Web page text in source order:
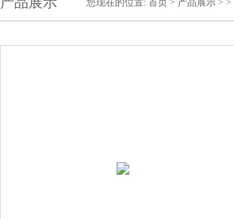
您现在的位置: 首页 > 产品展示 > >